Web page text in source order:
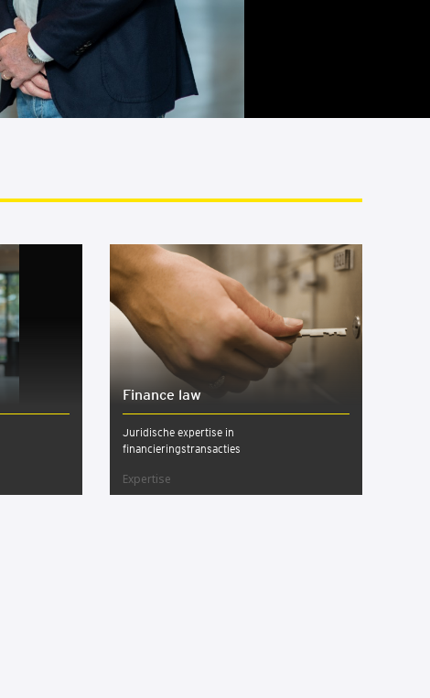
Finan­ce law
Juridische expertise in
financieringstransacties
Expertise